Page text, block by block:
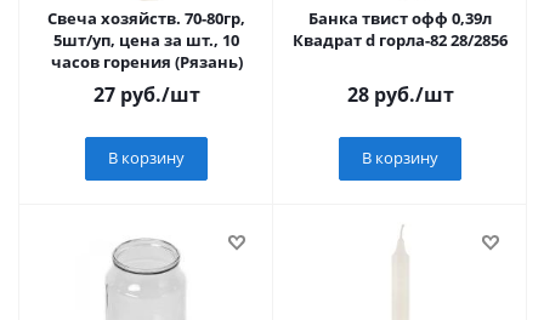
Свеча хозяйств. 70-80гр,
5шт/уп, цена за шт., 10
часов горения (Рязань)
27руб./шт
В корзину
Банка твист офф 0,39л
Квадрат d горла-82 28/2856
28руб./шт
В корзину